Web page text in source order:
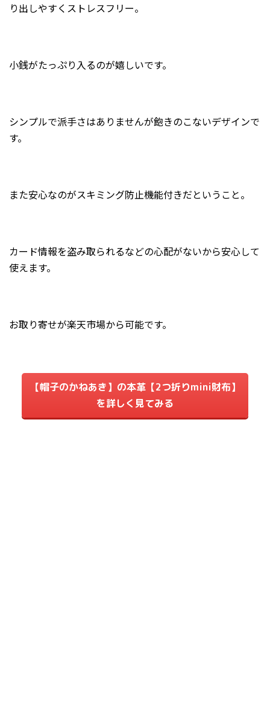
り出しやすくストレスフリー。
小銭がたっぷり入るのが嬉しいです。
シンプルで派手さはありませんが飽きのこないデザインで
す。
また安心なのがスキミング防止機能付きだということ。
カード情報を盗み取られるなどの心配がないから安心して
使えます。
お取り寄せが楽天市場から可能です。
【帽子のかねあき】の本革【2つ折りmini財布】
を詳しく見てみる